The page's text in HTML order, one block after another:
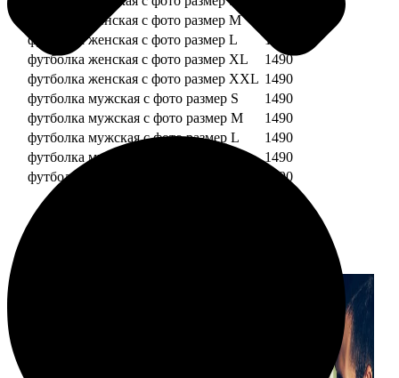
футболка женская с фото размер M
футболка женская с фото размер L
1490
футболка женская с фото размер XL
1490
футболка женская с фото размер XXL 1490
футболка мужская с фото размер S
1490
футболка мужская с фото размер M
1490
футболка мужская с фото размер L
1490
футболка мужская с фото размер XL
1490
футболка мужская с фото размер XXL
1490